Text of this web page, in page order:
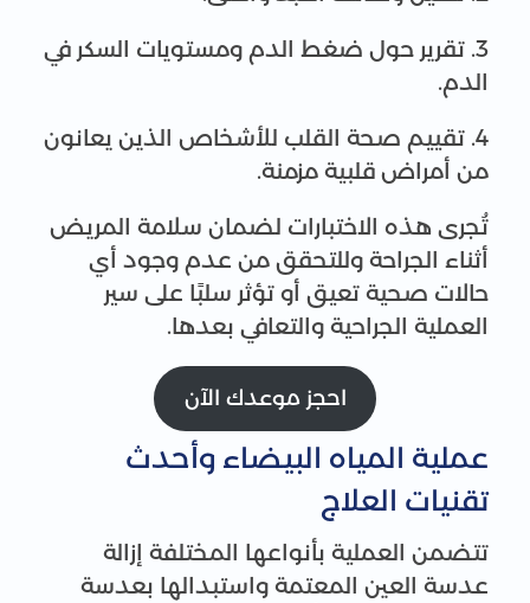
3. تقرير حول ضغط الدم ومستويات السكر في
الدم.
4. تقييم صحة القلب للأشخاص الذين يعانون
من أمراض قلبية مزمنة.
تُجرى هذه الاختبارات لضمان سلامة المريض
أثناء الجراحة وللتحقق من عدم وجود أي
حالات صحية تعيق أو تؤثر سلبًا على سير
العملية الجراحية والتعافي بعدها.
احجز موعدك الآن
عملية المياه البيضاء وأحدث
تقنيات العلاج
تتضمن العملية بأنواعها المختلفة إزالة
عدسة العين المعتمة واستبدالها بعدسة